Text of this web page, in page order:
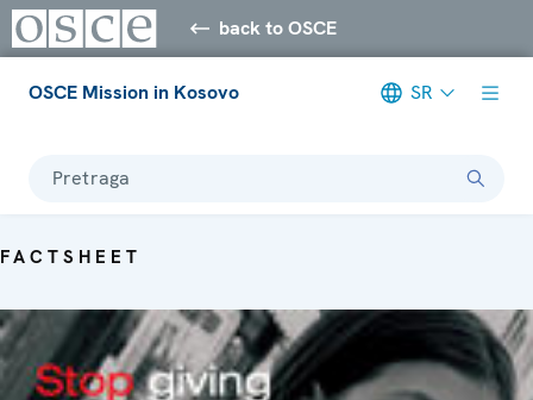
back to OSCE
OSCE Mission in Kosovo SR
Pretraga
FACTSHEET